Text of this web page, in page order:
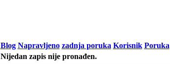
Blog Napravljeno zadnja poruka Korisnik Poruka
Nijedan zapis nije pronađen.